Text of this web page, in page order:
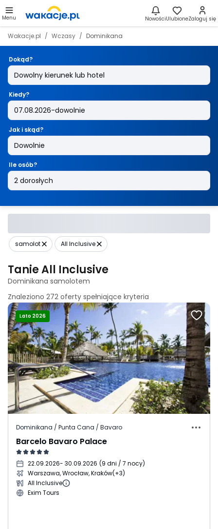
Menu NowościUlubioneZaloguj się
Wakacje.pl Wczasy Dominikana
Dokąd?
Kiedy?
Jak i skąd?
Ile osób?
Tanie All Inclusive
Dominikana samolotem
samolot All Inclusive
Znaleziono 272 oferty spełniające kryteria
Lato 2026
Dominikana / Punta Cana / Bavaro
Barcelo Bavaro Palace
22.09.2026- 30.09.2026 (9 dni / 7 nocy)
Warszawa, Wrocław, Kraków(+3)
All Inclusive
Exim Tours